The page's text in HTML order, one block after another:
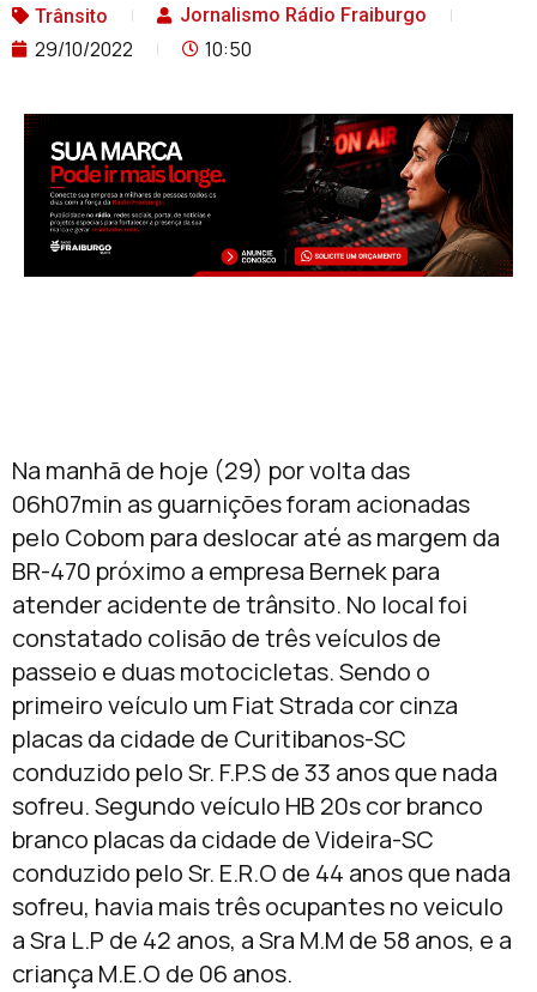
Trânsito Jornalismo Rádio Fraiburgo
29/10/2022 10:50
Na manhã de hoje (29) por volta das
06h07min as guarnições foram acionadas
pelo Cobom para deslocar até as margem da
BR-470 próximo a empresa Bernek para
atender acidente de trânsito. No local foi
constatado colisão de três veículos de
passeio e duas motocicletas. Sendo o
primeiro veículo um Fiat Strada cor cinza
placas da cidade de Curitibanos-SC
conduzido pelo Sr. F.P.S de 33 anos que nada
sofreu. Segundo veículo HB 20s cor branco
branco placas da cidade de Videira-SC
conduzido pelo Sr. E.R.O de 44 anos que nada
sofreu, havia mais três ocupantes no veiculo
a Sra L.P de 42 anos, a Sra M.M de 58 anos, e a
criança M.E.O de 06 anos.